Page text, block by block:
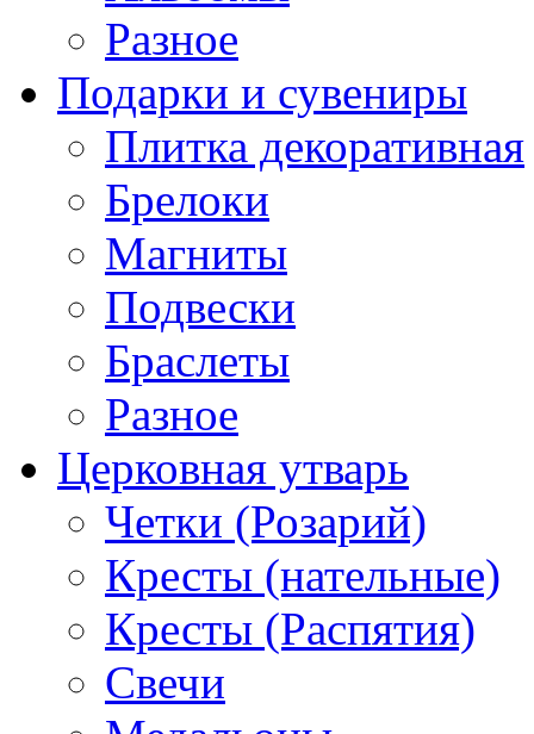
Разное
Подарки и сувениры
Плитка декоративная
Брелоки
Магниты
Подвески
Браслеты
Разное
Церковная утварь
Четки (Розарий)
Кресты (нательные)
Кресты (Распятия)
Свечи